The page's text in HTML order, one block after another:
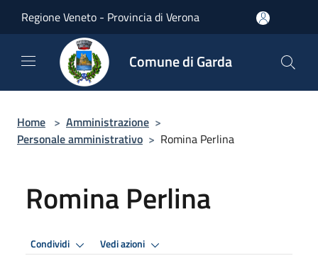
Regione Veneto - Provincia di Verona
Comune di Garda
Home > Amministrazione >
Personale amministrativo > Romina Perlina
Romina Perlina
Condividi Vedi azioni